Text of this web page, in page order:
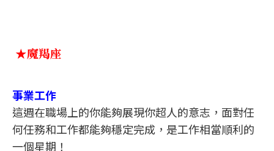
★魔羯座
事業工作
這週在職場上的你能夠展現你超人的意志，面對任
何任務和工作都能夠穩定完成，是工作相當順利的
一個星期！